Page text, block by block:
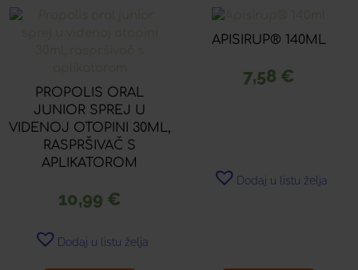
PROPOLIS ORAL
JUNIOR SPREJ U
VIDENOJ OTOPINI 30ML,
RASPRŠIVAČ S
APLIKATOROM
10,99 €
Dodaj u listu želja
APISIRUP® 140ML
7,58 €
Dodaj u listu želja